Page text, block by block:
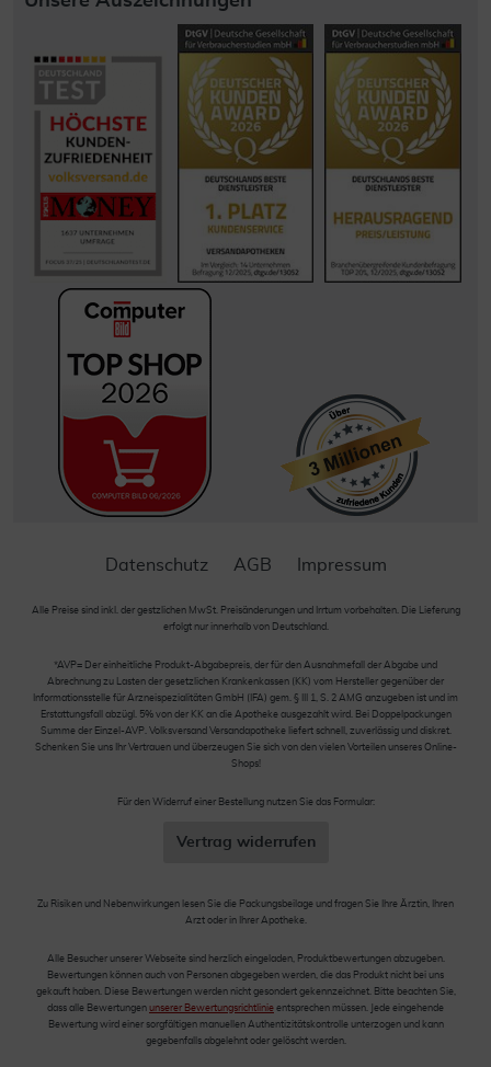
Datenschutz AGB Impressum
Alle Preise sind inkl. der gestzlichen MwSt. Preisänderungen und Irrtum vorbehalten. Die Lieferung
erfolgt nur innerhalb von Deutschland.
*AVP= Der einheitliche Produkt-Abgabepreis, der für den Ausnahmefall der Abgabe und
Abrechnung zu Lasten der gesetzlichen Krankenkassen (KK) vom Hersteller gegenüber der
Informationsstelle für Arzneispezialitäten GmbH (IFA) gem. § III 1, S. 2 AMG anzugeben ist und im
Erstattungsfall abzügl. 5% von der KK an die Apotheke ausgezahlt wird. Bei Doppelpackungen
Summe der Einzel-AVP. Volksversand Versandapotheke liefert schnell, zuverlässig und diskret.
Schenken Sie uns Ihr Vertrauen und überzeugen Sie sich von den vielen Vorteilen unseres Online-
Shops!
Für den Widerruf einer Bestellung nutzen Sie das Formular:
Vertrag widerrufen
Zu Risiken und Nebenwirkungen lesen Sie die Packungsbeilage und fragen Sie Ihre Ärztin, Ihren
Arzt oder in Ihrer Apotheke.
Alle Besucher unserer Webseite sind herzlich eingeladen, Produktbewertungen abzugeben.
Bewertungen können auch von Personen abgegeben werden, die das Produkt nicht bei uns
gekauft haben. Diese Bewertungen werden nicht gesondert gekennzeichnet. Bitte beachten Sie,
dass alle Bewertungen unserer Bewertungsrichtlinie entsprechen müssen. Jede eingehende
Bewertung wird einer sorgfältigen manuellen Authentizitätskontrolle unterzogen und kann
gegebenfalls abgelehnt oder gelöscht werden.